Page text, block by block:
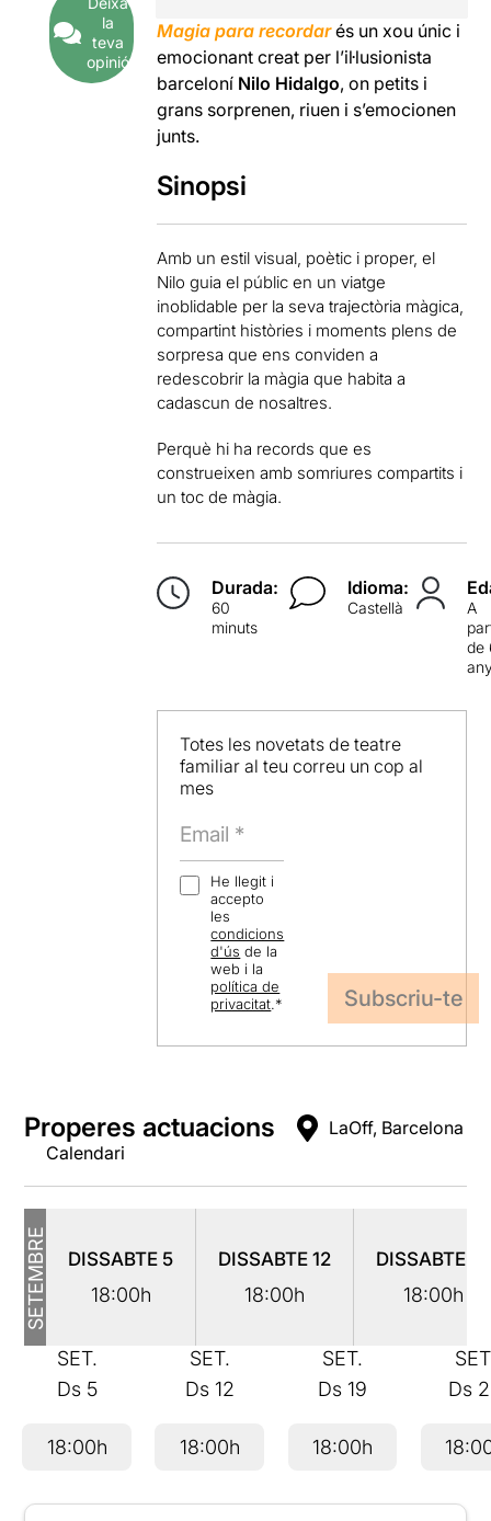
la
teva
opinió
Magia para recordarés un xou únic i
emocionant creat per l’il·lusionista
barceloní Nilo Hidalgo, on petits i
grans sorprenen, riuen i s’emocionen
junts.
Sinopsi
Amb un estil visual, poètic i proper, el
Nilo guia el públic en un viatge
inoblidable per la seva trajectòria màgica,
compartint històries i moments plens de
sorpresa que ens conviden a
redescobrir la màgia que habita a
cadascun de nosaltres.
Perquè hi ha records que es
construeixen amb somriures compartits i
un toc de màgia.
Durada:
60
minuts
Idioma:
Castellà
A
de
Totes les novetats de teatre
familiar al teu correu un cop al
mes
He llegit i
accepto
les
condicions
d'ús de la
web i la
política de
privacitat.*
Properes actuacions
LaOff, Barcelona
Calendari
SETEMBRE DISSABTE 5
18:00h
DISSABTE12
18:00h
DISSABTE
18:00h
SET.
Ds 5
18:00h
SET.
Ds 12
18:00h
SET.
Ds 19
18:00h
Ds